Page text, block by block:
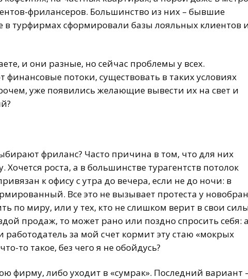
фрилансеров. Большинство из них – бывшие
турфирмах сформировали базы лояльных клиентов
и они разные, но сейчас проблемы у всех.
финансовые потоки, существовать в таких условиях
уже появились желающие вывести их на свет и
фриланс? Часто причина в том, что для них
роста, а в большинстве турагентств потолок
к офису с утра до вечера, если не до ночи: в
Все это не вызывает протеста у
по миру, или у тех, кто не слишком верит в свои
продаж, то может рано или поздно спросить себя: а
работодатель за мой счет кормит эту стаю «мокрых
то такое, без чего я не обойдусь?
фирму, либо уходит в «сумрак». Последний вариант